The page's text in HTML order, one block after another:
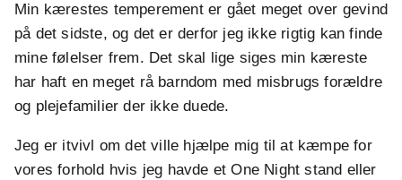
Min kærestes temperement er gået meget over gevind
på det sidste, og det er derfor jeg ikke rigtig kan finde
mine følelser frem. Det skal lige siges min kæreste
har haft en meget rå barndom med misbrugs forældre
og plejefamilier der ikke duede.
Jeg er itvivl om det ville hjælpe mig til at kæmpe for
vores forhold hvis jeg havde et One Night stand eller